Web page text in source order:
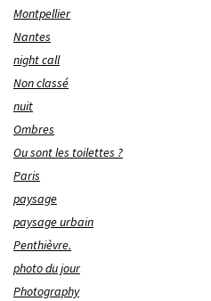
Montpellier
Nantes
night call
Non classé
nuit
Ombres
Ou sont les toilettes ?
Paris
paysage
paysage urbain
Penthièvre.
photo du jour
Photography